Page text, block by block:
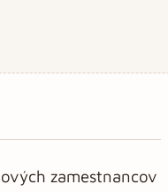
zamestnancov